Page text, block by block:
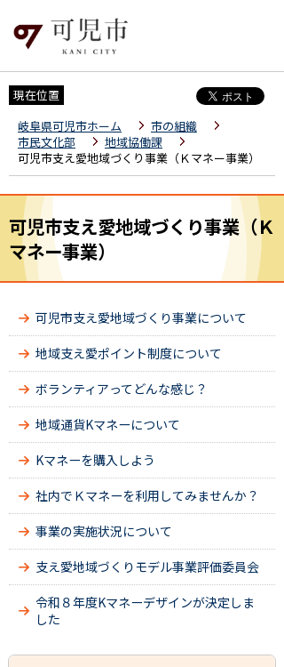
現在位置
岐阜県可児市ホーム
市の組織
市民文化部
地域協働課
可児市支え愛地域づくり事業（Ｋマネー事業）
可児市支え愛地域づくり事業（Ｋ
マネー事業）
可児市支え愛地域づくり事業について
地域支え愛ポイント制度について
ボランティアってどんな感じ？
地域通貨Kマネーについて
Kマネーを購入しよう
社内でＫマネーを利用してみませんか？
事業の実施状況について
支え愛地域づくりモデル事業評価委員会
令和８年度Kマネーデザインが決定しま
した